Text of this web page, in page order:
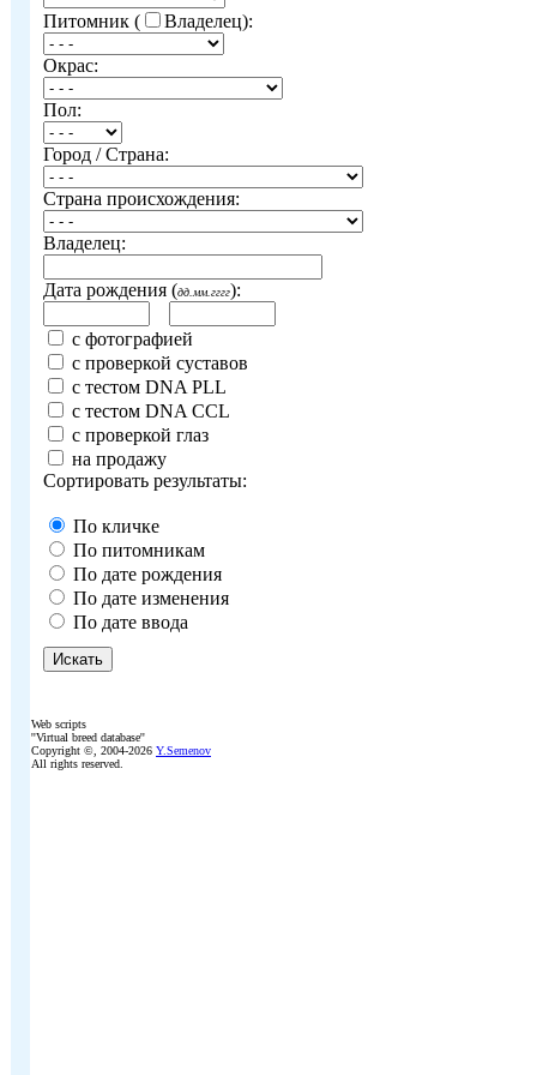
Питомник ( Владелец):
Окрас:
Пол:
Город / Страна:
Страна происхождения:
Владелец:
Дата рождения (дд.мм.гггг):
с фотографией
с проверкой суставов
с тестом DNA PLL
с тестом DNA CCL
с проверкой глаз
на продажу
Сортировать результаты:
По кличке
По питомникам
По дате рождения
По дате изменения
По дате ввода
Web scripts
''Virtual breed database''
Copyright ©, 2004-2026 Y.Semenov
All rights reserved.